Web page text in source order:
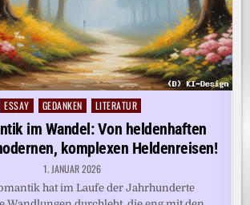
Posted
in
ESSAY GEDANKEN LITERATUR
im Wandel: Von heldenhaften
komplexen Heldenreisen!
1. JANUAR 2026
hat im Laufe der Jahrhunderte